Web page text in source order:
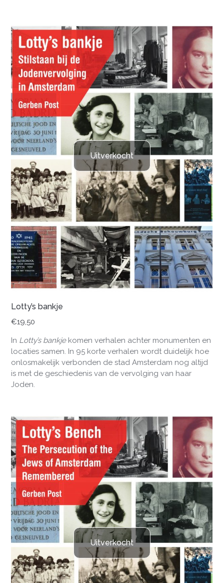
Uitverkocht
Lotty’s bankje
€19,50
In Lotty’s bankjekomen verhalen achter monumenten en
locaties samen. In 95 korte verhalen wordt duidelijk hoe
onlosmakelijk verbonden de stad Amsterdam nog altijd
is met de geschiedenis van de vervolging van haar
Joden.
Uitverkocht